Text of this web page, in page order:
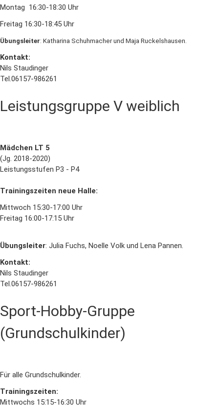
Montag 16:30-18:30 Uhr
Freitag 16:30-18:45 Uhr
Übungsleiter: Katharina Schuhmacher und Maja Ruckelshausen.
Kontakt:
Nils Staudinger
Tel.06157-986261
Leistungsgruppe V weiblich
Mädchen LT 5
(Jg. 2018-2020)
Leistungsstufen P3 - P4
Trainingszeiten neue Halle:
Mittwoch 15:30-17:00 Uhr
Freitag 16:00-17:15 Uhr
Übungsleiter: Julia Fuchs, Noelle Volk und Lena Pannen.
Kontakt:
Nils Staudinger
Tel.06157-986261
Sport-Hobby-Gruppe
(Grundschulkinder)
Für alle Grundschulkinder.
Trainingszeiten:
Mittwochs 15:15-16:30 Uhr